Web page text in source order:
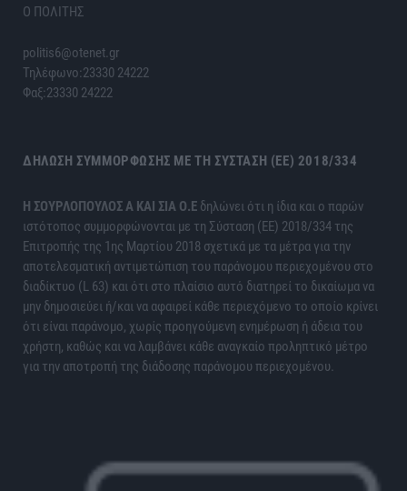
Ο ΠΟΛΙΤΗΣ
politis6@otenet.gr
Τηλέφωνο:23330 24222
Φαξ:23330 24222
ΔΉΛΩΣΗ ΣΥΜΜΌΡΦΩΣΗΣ ΜΕ ΤΗ ΣΎΣΤΑΣΗ (ΕΕ) 2018/334
H ΣΟΥΡΛΟΠΟΥΛΟΣ Α ΚΑΙ ΣΙΑ Ο.Ε δηλώνει ότι η ίδια και ο παρών
ιστότοπος συμμορφώνονται με τη Σύσταση (ΕΕ) 2018/334 της
Επιτροπής της 1ης Μαρτίου 2018 σχετικά με τα μέτρα για την
αποτελεσματική αντιμετώπιση του παράνομου περιεχομένου στο
διαδίκτυο (L 63) και ότι στο πλαίσιο αυτό διατηρεί το δικαίωμα να
μην δημοσιεύει ή/και να αφαιρεί κάθε περιεχόμενο το οποίο κρίνει
ότι είναι παράνομο, χωρίς προηγούμενη ενημέρωση ή άδεια του
χρήστη, καθώς και να λαμβάνει κάθε αναγκαίο προληπτικό μέτρο
για την αποτροπή της διάδοσης παράνομου περιεχομένου.